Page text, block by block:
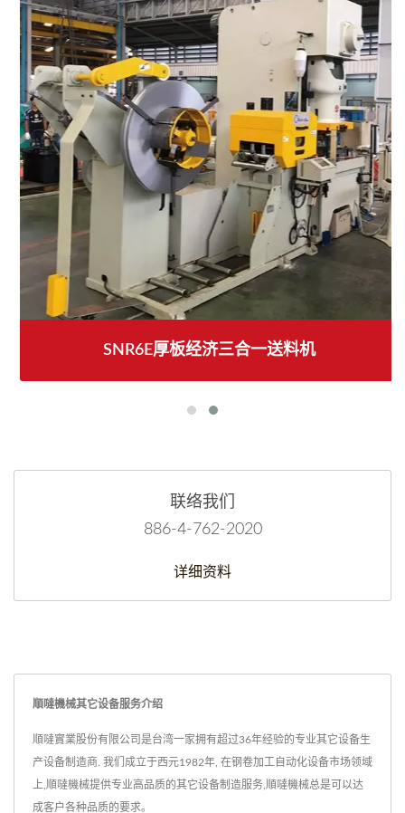
SNR6E厚板经济三合一送料机
联络我们
886-4-762-2020
详细资料
順噠機械其它设备服务介绍
順噠實業股份有限公司是台湾一家拥有超过36年经验的专业其它设备生
产设备制造商. 我们成立于西元1982年, 在钢卷加工自动化设备市场领域
上,順噠機械提供专业高品质的其它设备制造服务,順噠機械总是可以达
成客户各种品质的要求。